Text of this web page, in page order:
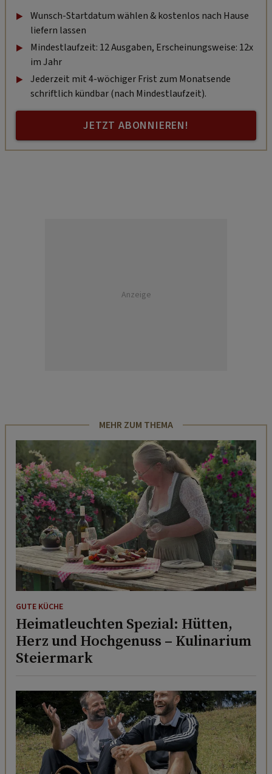
Wunsch-Startdatum wählen & kostenlos nach Hause
liefern lassen
Mindestlaufzeit: 12 Ausgaben, Erscheinungsweise: 12x
im Jahr
Jederzeit mit 4-wöchiger Frist zum Monatsende
schriftlich kündbar (nach Mindestlaufzeit).
JETZT ABONNIEREN!
Anzeige
MEHR ZUM THEMA
GUTE KÜCHE
Heimatleuchten Spezial: Hütten,
Herz und Hochgenuss – Kulinarium
Steiermark